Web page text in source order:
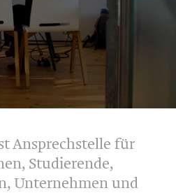
Ansprechstelle für
Studierende,
Unternehmen und